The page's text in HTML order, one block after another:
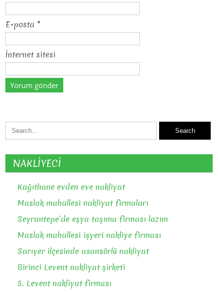
E-posta *
İnternet sitesi
NAKLİYECİ
Kağıthane evden eve nakliyat
Maslak mahallesi nakliyat firmaları
Seyrantepe’de eşya taşıma firması lazım
Maslak mahallesi işyeri nakliye firması
Sarıyer ilçesinde asansörlü nakliyat
Birinci Levent nakliyat şirketi
5. Levent nakliyat firması